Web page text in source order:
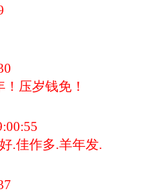
压岁钱免！
.佳作多.羊年发.